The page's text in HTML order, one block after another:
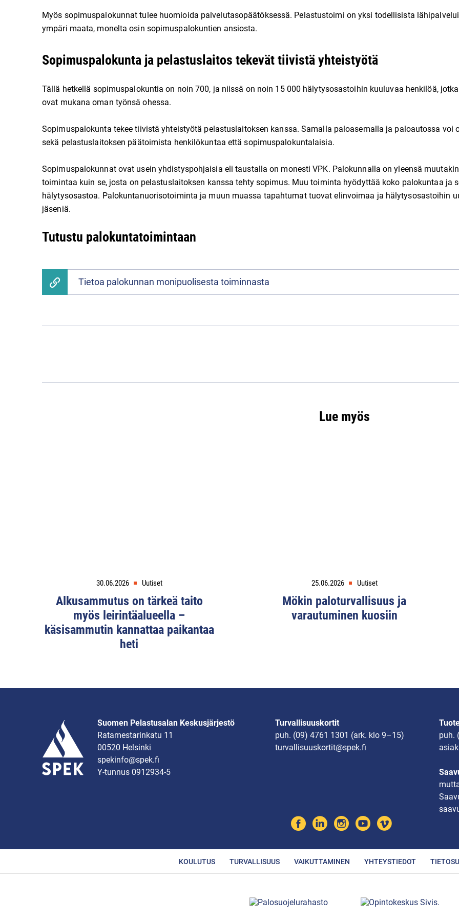
Myös sopimuspalokunnat tulee huomioida palvelutasopäätöksessä. Pelastustoimi on yksi todellisista
ympäri maata, monelta osin sopimuspalokuntien ansiosta.
Sopimuspalokunta ja pelastuslaitos tekevät tiivistä yhteistyötä
Tällä hetkellä sopimuspalokuntia on noin 700, ja niissä on noin 15 000 hälytysosastoihin kuuluvaa henkilöä, jotka
ovat mukana oman työnsä ohessa.
Sopimuspalokunta tekee tiivistä yhteistyötä pelastuslaitoksen kanssa. Samalla paloasemalla ja paloautossa voi
sekä pelastuslaitoksen päätoimista henkilökuntaa että sopimuspalokuntalaisia.
Sopimuspalokunnat ovat usein yhdistyspohjaisia eli taustalla on monesti VPK. Palokunnalla on yleensä muutakin
toimintaa kuin se, josta on pelastuslaitoksen kanssa tehty sopimus. Muu toiminta hyödyttää koko palokuntaa ja
hälytysosastoa. Palokuntanuorisotoiminta ja muun muassa tapahtumat tuovat elinvoimaa ja hälytysosastoihin
jäseniä.
Tutustu palokuntatoimintaan
Tietoa palokunnan monipuolisesta toiminnasta
Lue myös
30.06.2026 Uutiset
Alkusammutus on tärkeä taito
myös leirintäalueella –
käsisammutin kannattaa paikantaa
heti
25.06.2026 Uutiset
Mökin paloturvallisuus ja
varautuminen kuosiin
Suomen Pelastusalan Keskusjärjestö
Ratamestarinkatu 11
00520 Helsinki
spekinfo@spek.fi
Y-tunnus 0912934-5
Turvallisuuskortit
puh. (09) 4761 1301 (ark. klo 9–15)
turvallisuuskortit@spek.fi
puh.
KOULUTUS TURVALLISUUS VAIKUTTAMINEN YHTEYSTIEDOT